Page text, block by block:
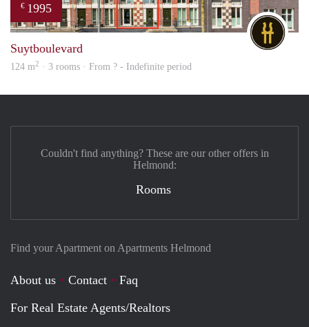
€ 1995
DG
Suytboulevard
124 m2 · 3 rooms · From ? - Indefinite period
Find your Apartment on Apartments Helmond
About us Contact
Faq
For Real Estate Agents/Realtors
Couldn't find anything? These are our other offers in
Helmond:
Rooms